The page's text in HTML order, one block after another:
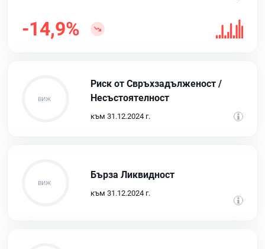
-14,9%
Риск от Свръхзадълженост /
Несъстоятелност
към 31.12.2024 г.
Бърза Ликвидност
към 31.12.2024 г.